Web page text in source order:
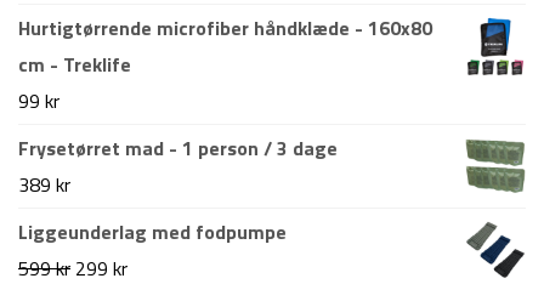
oprindelige
pris
aktuelle
Hurtigtørrende microfiber håndklæde - 160x80
cm - Treklife
99 kr
Frysetørret mad - 1 person / 3 dage
389 kr
Liggeunderlag med fodpumpe
599kr Den
299 krDen